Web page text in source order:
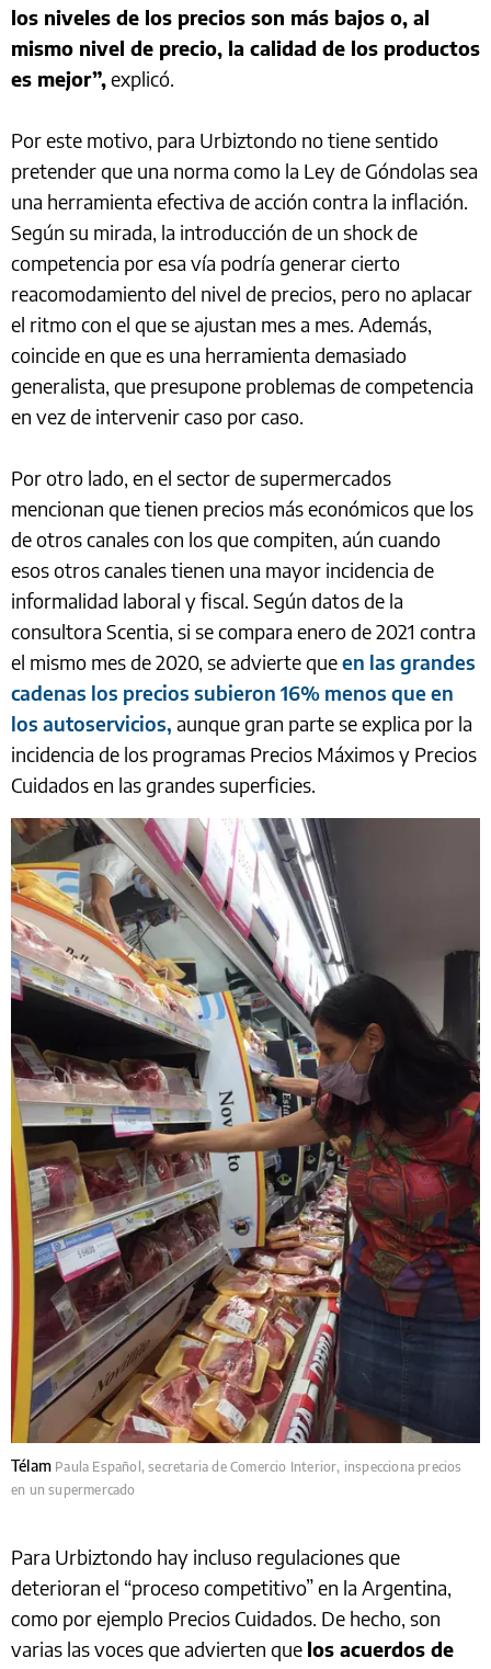
los niveles de los precios son más bajos o, al
mismo nivel de precio, la calidad de los productos
es mejor”,explicó.
Por este motivo, para Urbiztondo no tiene sentido
pretender que una norma como la Ley de Góndolas sea
una herramienta efectiva de acción contra la inflación.
Según su mirada, la introducción de un shock de
competencia por esa vía podría generar cierto
reacomodamiento del nivel de precios, pero no aplacar
el ritmo con el que se ajustan mes a mes. Además,
coincide en que es una herramienta demasiado
generalista, que presupone problemas de competencia
en vez de intervenir caso por caso.
Por otro lado, en el sector de supermercados
mencionan que tienen precios más económicos que los
de otros canales con los que compiten, aún cuando
esos otros canales tienen una mayor incidencia de
informalidad laboral y fiscal. Según datos de la
consultora Scentia, si se compara enero de 2021 contra
el mismo mes de 2020, se advierte queen las grandes
cadenas los precios subieron 16% menos que en
los autoservicios, aunque gran parte se explica por la
incidencia de los programas Precios Máximos y Precios
Cuidados en las grandes superficies.
Télam Paula Español, secretaria de Comercio Interior, inspecciona precios
en un supermercado
Para Urbiztondo hay incluso regulaciones que
deterioran el “proceso competitivo” en la Argentina,
como por ejemplo Precios Cuidados. De hecho, son
varias las voces que advierten que los acuerdos de